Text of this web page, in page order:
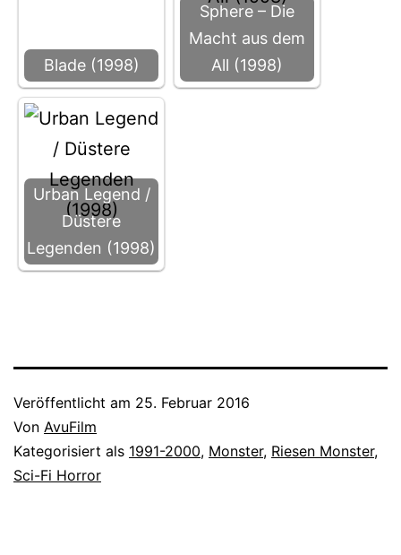
Blade (1998)
Sphere – Die
Macht aus dem
All (1998)
Urban Legend /
Düstere
Legenden (1998)
Veröffentlicht am 25. Februar 2016
Von AvuFilm
Kategorisiert als 1991-2000, Monster, Riesen Monster,
Sci-Fi Horror